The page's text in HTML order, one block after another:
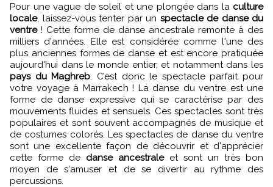
Pour une vague de soleil et une plongée dans la culture
locale, laissez-vous tenter par un spectacle de danse du
ventre! Cette forme de danse ancestrale remonte à des
milliers d'années. Elle est considérée comme l'une des
plus anciennes formes de danse et est encore pratiquée
aujourd'hui dans le monde entier, et notamment dans les
pays du Maghreb. C’est donc le spectacle parfait pour
votre voyage à Marrakech ! La danse du ventre est une
forme de danse expressive qui se caractérise par des
mouvements fluides et sensuels. Ces spectacles sont très
populaires et sont souvent accompagnés de musique et
de costumes colorés. Les spectacles de danse du ventre
sont une excellente façon de découvrir et d'apprécier
cette forme de danse ancestraleet sont un très bon
moyen de s'amuser et de se divertir au rythme des
percussions.